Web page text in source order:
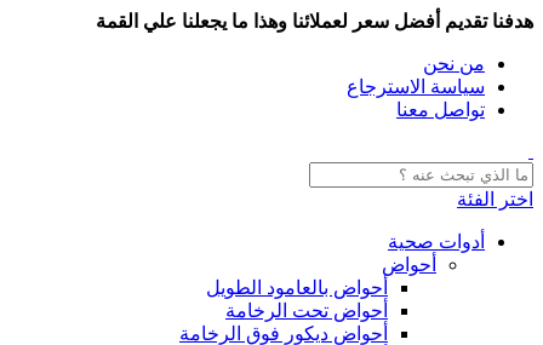
هدفنا تقديم أفضل سعر لعملائنا وهذا ما يجعلنا علي القمة
من نحن
سياسة الاسترجاع
تواصل معنا
اختر الفئة
أدوات صحية
أحواض
أحواض بالعامود الطويل
أحواض تحت الرخامة
أحواض ديكور فوق الرخامة